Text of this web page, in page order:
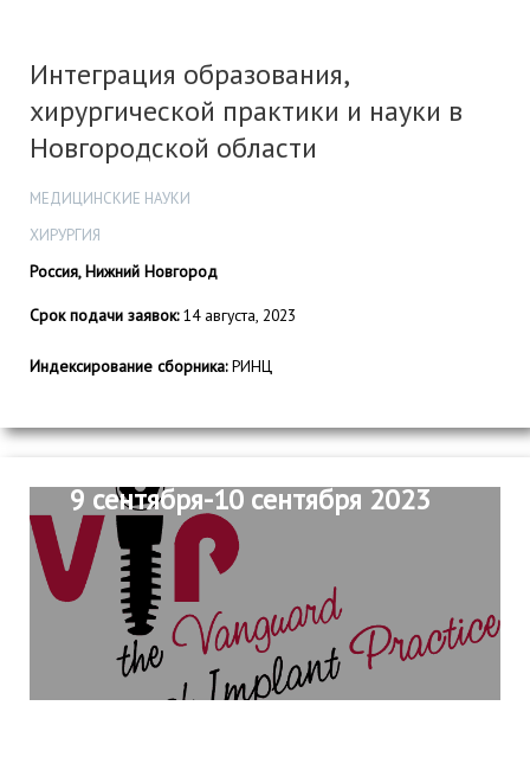
Интеграция образования,
хирургической практики и науки в
Новгородской области
МЕДИЦИНСКИЕ НАУКИ
ХИРУРГИЯ
Россия, Нижний Новгород
Срок подачи заявок:14 августа, 2023
Индексирование сборника:РИНЦ
9 сентября-10 сентября 2023